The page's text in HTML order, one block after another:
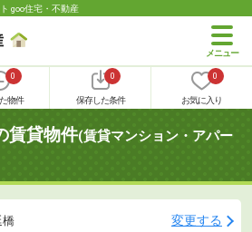
goo住宅・不動産
0
物件
0
保存した条件
0
お気に入り
賃貸物件(賃貸マンション・アパー
橋 変更する